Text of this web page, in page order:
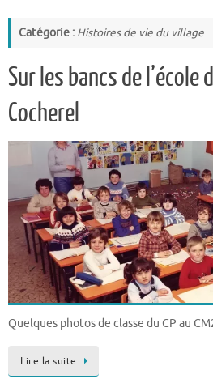
Catégorie : Histoires de vie du village
Sur les bancs de l’école
Cocherel
Quelques photos de classe du CP au
Lire la suite